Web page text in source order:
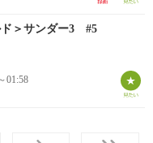
ド＞サンダー3 #5
01:58